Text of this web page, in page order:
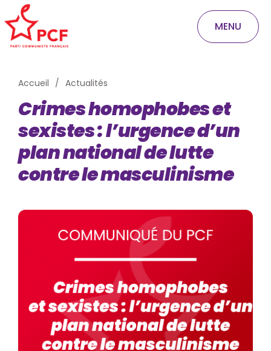
MENU
Accueil Actualités
Crimes homophobes et
sexistes : l’urgence d’un
plan national de lutte
contre le masculinisme